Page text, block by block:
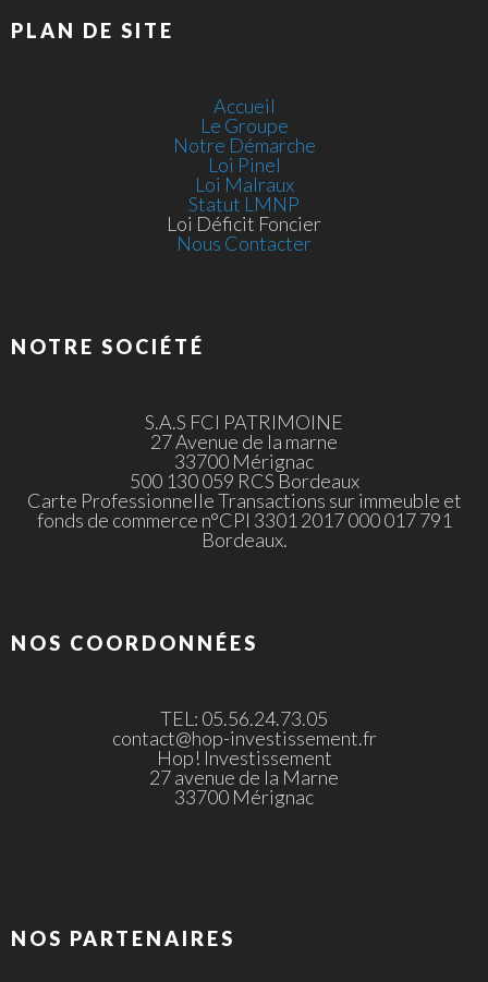
PLAN DE SITE
Accueil
Le Groupe
Notre Démarche
Loi Pinel
Loi Malraux
Statut LMNP
Loi Déficit Foncier
Nous Contacter
NOTRE SOCIÉTÉ
S.A.S FCI PATRIMOINE
27 Avenue de la marne
33700 Mérignac
500 130 059 RCS Bordeaux
Carte Professionnelle Transactions sur immeuble et
fonds de commerce n°CPI 3301 2017 000 017 791
Bordeaux.
NOS COORDONNÉES
TEL: 05.56.24.73.05
contact@hop-investissement.fr
Hop! Investissement
27 avenue de la Marne
33700 Mérignac
NOS PARTENAIRES